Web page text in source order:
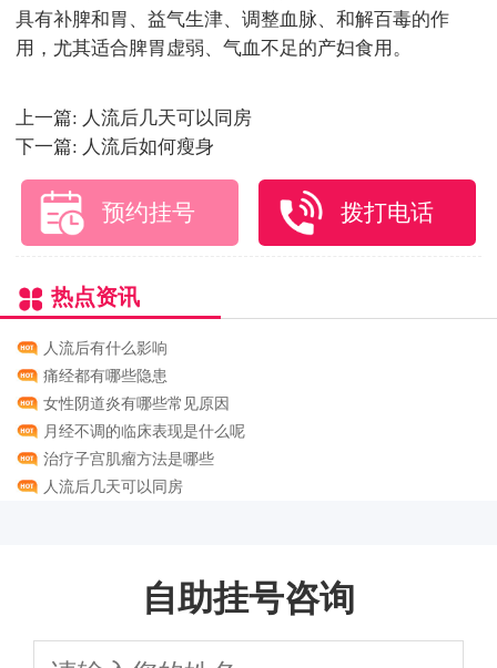
具有补脾和胃、益气生津、调整血脉、和解百毒的作
用，尤其适合脾胃虚弱、气血不足的产妇食用。
上一篇: 人流后几天可以同房
下一篇: 人流后如何瘦身
预约挂号 拨打电话
热点资讯
人流后有什么影响
痛经都有哪些隐患
女性阴道炎有哪些常见原因
月经不调的临床表现是什么呢
治疗子宫肌瘤方法是哪些
人流后几天可以同房
自助挂号咨询